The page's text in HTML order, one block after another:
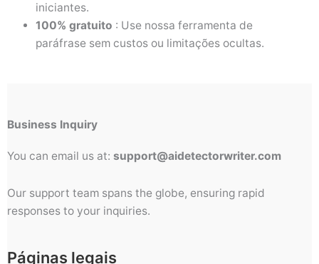
iniciantes.
100% gratuito : Use nossa ferramenta de
paráfrase sem custos ou limitações ocultas.
Business Inquiry
You can email us at: support@aidetectorwriter.com
Our support team spans the globe, ensuring rapid
responses to your inquiries.
Páginas legais